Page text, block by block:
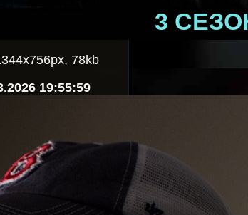
3
78kb
19:55:59